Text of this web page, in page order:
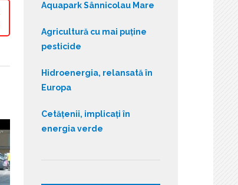
Aquapark Sânnicolau Mare
Agricultură cu mai puține
pesticide
Hidroenergia, relansată în
Europa
Cetățenii, implicați în
energia verde